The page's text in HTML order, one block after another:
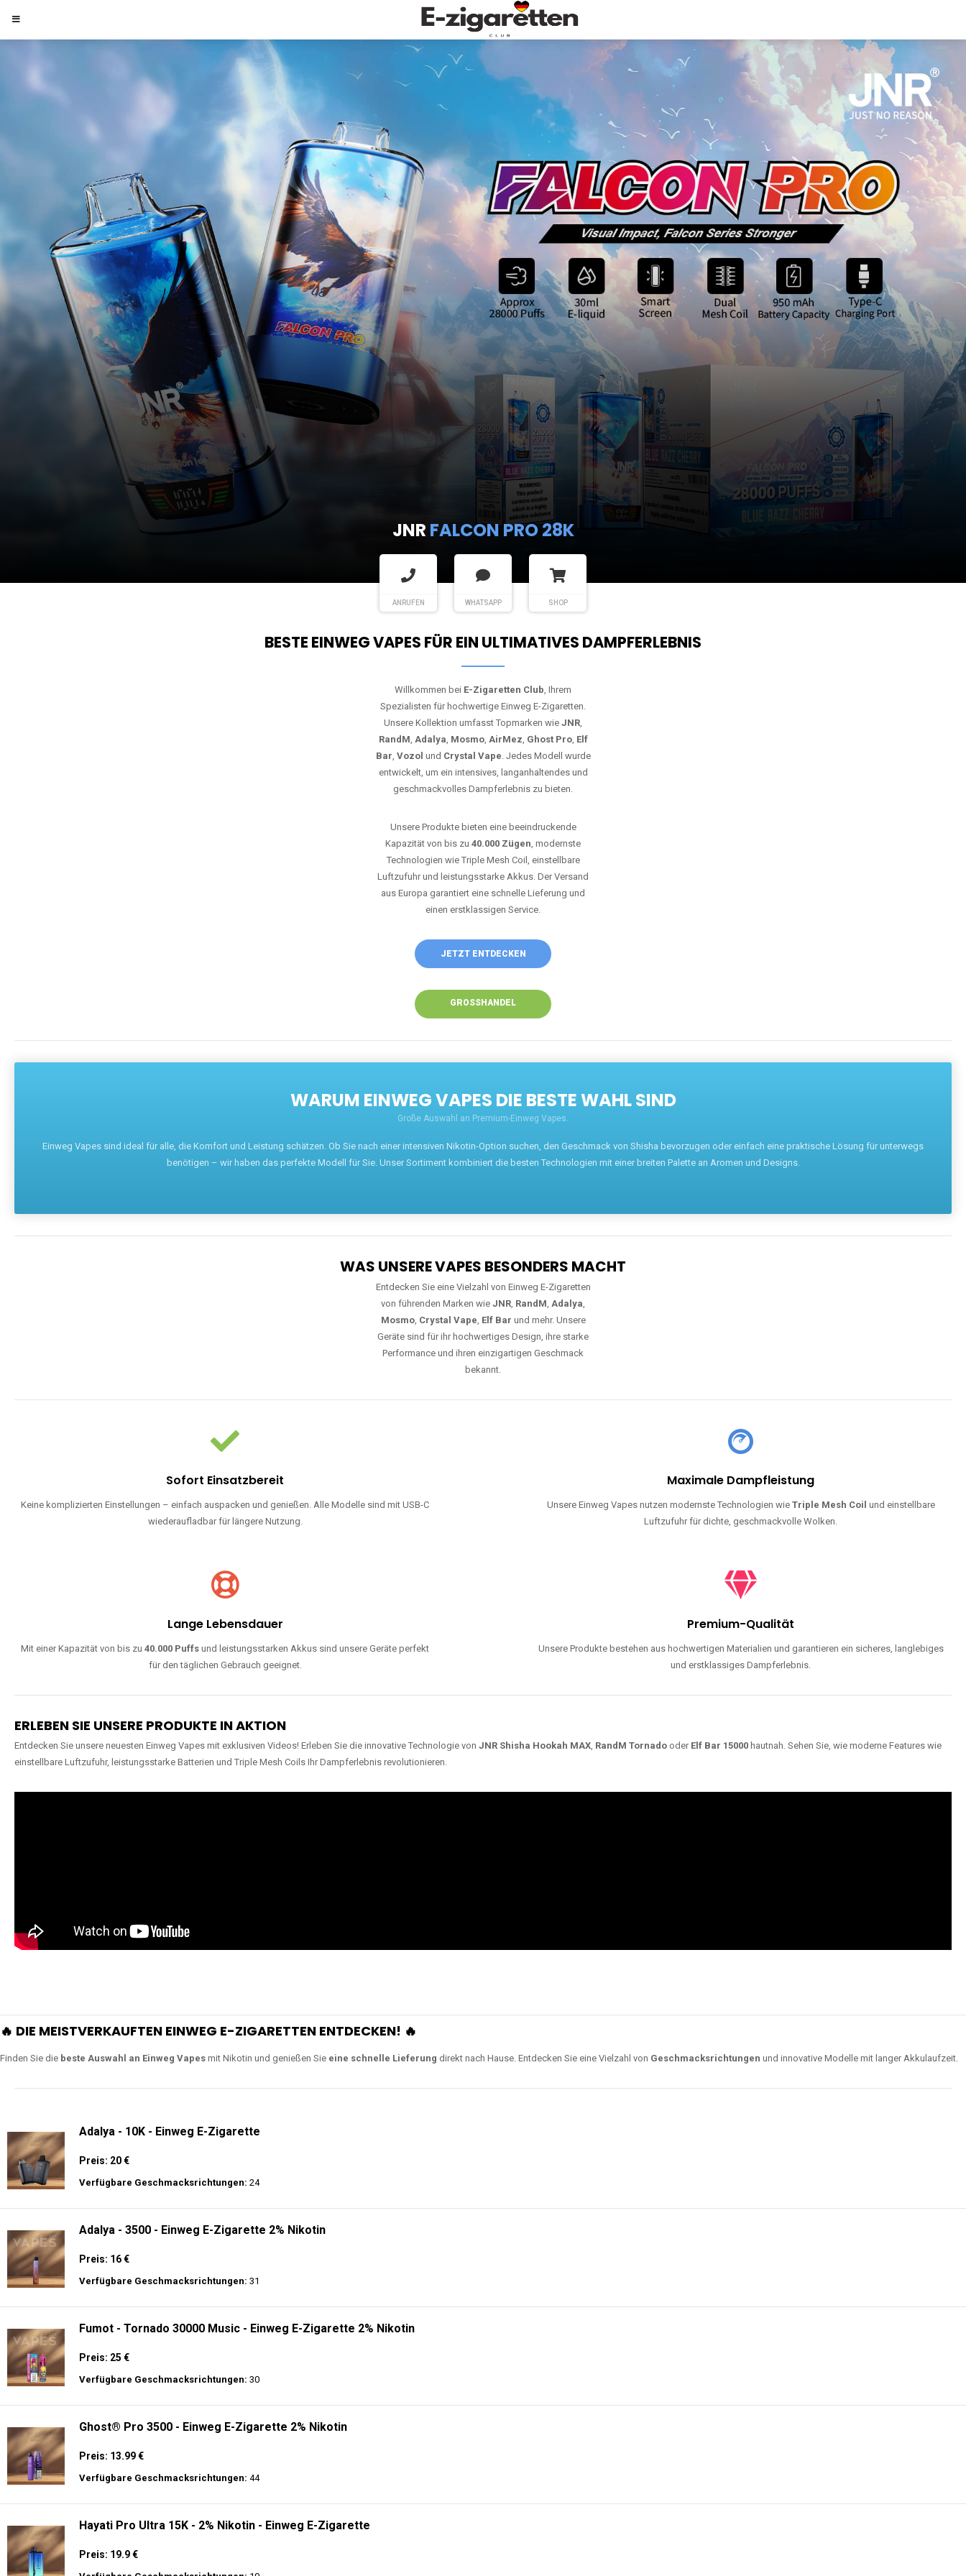
JNR FALCON PRO 28K
ANRUFEN WHATSAPP SHOP
BESTE EINWEG VAPES FÜR EIN ULTIMATIVES DAMPFERLEBNIS
Willkommen bei E-Zigaretten Club, Ihrem
Spezialisten für hochwertige Einweg E-Zigaretten.
Unsere Kollektion umfasst Topmarken wie JNR,
RandM, Adalya, Mosmo, AirMez, Ghost Pro, Elf
Bar, Vozol und Crystal Vape. Jedes Modell wurde
entwickelt, um ein intensives, langanhaltendes und
geschmackvolles Dampferlebnis zu bieten.
Unsere Produkte bieten eine beeindruckende
Kapazität von bis zu 40.000 Zügen, modernste
Technologien wie Triple Mesh Coil, einstellbare
Luftzufuhr und leistungsstarke Akkus. Der Versand
aus Europa garantiert eine schnelle Lieferung und
einen erstklassigen Service.
JETZT ENTDECKEN
GROSSHANDEL
WARUM EINWEG VAPES DIE BESTE WAHL SIND
Große Auswahl an Premium-Einweg Vapes.
Einweg Vapes sind ideal für alle, die Komfort und Leistung schätzen. Ob Sie nach einer intensiven Nikotin-Option suchen, den Geschmack von Shisha bevorzugen oder einfach eine praktische Lösung für unterwegs
benötigen – wir haben das perfekte Modell für Sie. Unser Sortiment kombiniert die besten Technologien mit einer breiten Palette an Aromen und Designs.
WAS UNSERE VAPES BESONDERS MACHT
Entdecken Sie eine Vielzahl von Einweg E-Zigaretten
von führenden Marken wie JNR, RandM, Adalya,
Mosmo, Crystal Vape, Elf Bar und mehr. Unsere
Geräte sind für ihr hochwertiges Design, ihre starke
Performance und ihren einzigartigen Geschmack
bekannt.
Sofort Einsatzbereit
Keine komplizierten Einstellungen – einfach auspacken und genießen. Alle Modelle sind mit USB-C
wiederaufladbar für längere Nutzung.
Maximale Dampfleistung
Unsere Einweg Vapes nutzen modernste Technologien wie Triple Mesh Coil und einstellbare
Luftzufuhr für dichte, geschmackvolle Wolken.
Lange Lebensdauer
Mit einer Kapazität von bis zu40.000 Puffs und leistungsstarken Akkus sind unsere Geräte perfekt
für den täglichen Gebrauch geeignet.
Premium-Qualität
Unsere Produkte bestehen aus hochwertigen Materialien und garantieren ein sicheres, langlebiges
und erstklassiges Dampferlebnis.
ERLEBEN SIE UNSERE PRODUKTE IN AKTION
Entdecken Sie unsere neuesten Einweg Vapes mit exklusiven Videos! Erleben Sie die innovative Technologie von JNR Shisha Hookah MAX, RandM Tornado oder Elf Bar 15000 hautnah. Sehen Sie, wie moderne Features wie
einstellbare Luftzufuhr, leistungsstarke Batterien und Triple Mesh Coils Ihr Dampferlebnis revolutionieren.
🔥 DIE MEISTVERKAUFTEN EINWEG E-ZIGARETTEN ENTDECKEN! 🔥
Finden Sie die beste Auswahl an Einweg Vapes mit Nikotin und genießen Sie eine schnelle Lieferung direkt nach Hause. Entdecken Sie eine Vielzahl von Geschmacksrichtungen und innovative Modelle mit langer Akkulaufzeit.
Adalya - 10K - Einweg E-Zigarette
Preis: 20 €
Verfügbare Geschmacksrichtungen: 24
Adalya - 3500 - Einweg E-Zigarette 2% Nikotin
Preis: 16 €
Verfügbare Geschmacksrichtungen: 31
Fumot - Tornado 30000 Music - Einweg E-Zigarette 2% Nikotin
Preis: 25 €
Verfügbare Geschmacksrichtungen: 30
Ghost® Pro 3500 - Einweg E-Zigarette 2% Nikotin
Preis: 13.99 €
Verfügbare Geschmacksrichtungen: 44
Hayati Pro Ultra 15K - 2% Nikotin - Einweg E-Zigarette
Preis: 19.9 €